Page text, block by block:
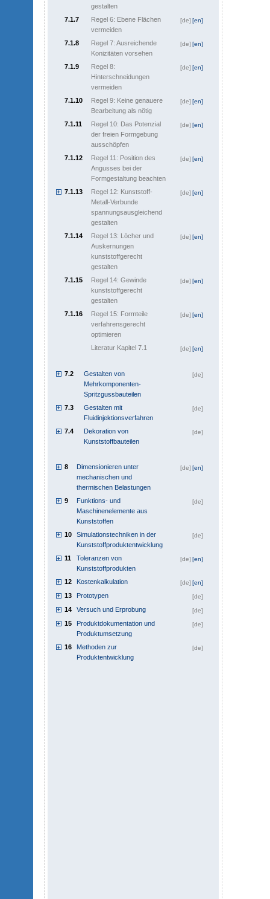
gestalten
7.1.7
Regel 6: Ebene Flächen
vermeiden
[en]
[de]
7.1.8
Regel 7: Ausreichende
Konizitäten vorsehen
[en]
[de]
7.1.9
Regel 8:
Hinterschneidungen
vermeiden
[en]
[de]
7.1.10
Regel 9: Keine genauere
Bearbeitung als nötig
[en]
[de]
7.1.11
Regel 10: Das Potenzial
der freien Formgebung
ausschöpfen
[en]
[de]
7.1.12
Regel 11: Position des
Angusses bei der
Formgestaltung beachten
[en]
[de]
7.1.13
Regel 12: Kunststoff-
Metall-Verbunde
spannungsausgleichend
gestalten
[en]
[de]
7.1.14
Regel 13: Löcher und
Auskernungen
kunststoffgerecht
gestalten
[en]
[de]
7.1.15
Regel 14: Gewinde
kunststoffgerecht
gestalten
[en]
[de]
7.1.16
Regel 15: Formteile
verfahrensgerecht
optimieren
[en]
[de]
Literatur Kapitel 7.1 [en]
[de]
7.2
Gestalten von
Mehrkomponenten-
Spritzgussbauteilen
[de]
7.3
Gestalten mit
Fluidinjektionsverfahren
[de]
7.4
Dekoration von
Kunststoffbauteilen
[de]
8
Dimensionieren unter
mechanischen und
thermischen Belastungen
[en]
[de]
9
Funktions- und
Maschinenelemente aus
Kunststoffen
[de]
10
Simulationstechniken in der
Kunststoffproduktentwicklung
[de]
11
Toleranzen von
Kunststoffprodukten
[en]
[de]
12 Kostenkalkulation [en]
[de]
13 Prototypen [de]
14 Versuch und Erprobung [de]
15
Produktdokumentation und
Produktumsetzung
[de]
16
Methoden zur
Produktentwicklung
[de]